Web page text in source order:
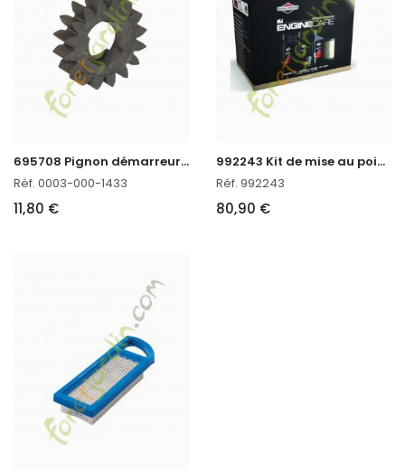
6
95708 Pignon démarreur 16-T Briggs & Stratton
Réf. 0003-000-1433
11,80 €
9
92243 Kit de mise au point modèle 31
Réf. 992243
80,90 €